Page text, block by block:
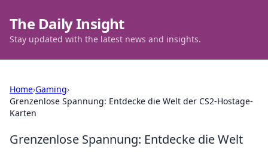
The Daily Insight
Stay updated with the latest news and insights.
Home›Gaming›
Grenzenlose Spannung: Entdecke die Welt der CS2-Hostage-
Karten
Grenzenlose Spannung: Entdecke die Welt